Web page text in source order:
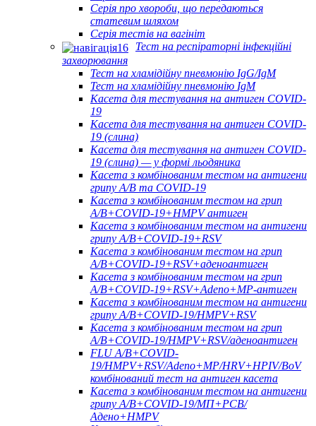
Серія про хвороби, що передаються
статевим шляхом
Серія тестів на вагініт
Тест на респіраторні інфекційні
захворювання
Тест на хламідійну пневмонію IgG/IgM
Тест на хламідійну пневмонію IgM
Касета для тестування на антиген COVID-
19
Касета для тестування на антиген COVID-
19 (слина)
Касета для тестування на антиген COVID-
19 (слина) — у формі льодяника
Касета з комбінованим тестом на антигени
грипу A/B та COVID-19
Касета з комбінованим тестом на грип
A/B+COVID-19+HMPV антиген
Касета з комбінованим тестом на антигени
грипу A/B+COVID-19+RSV
Касета з комбінованим тестом на грип
A/B+COVID-19+RSV+аденоантиген
Касета з комбінованим тестом на грип
A/B+COVID-19+RSV+Adeno+MP-антиген
Касета з комбінованим тестом на антигени
грипу A/B+COVID-19/HMPV+RSV
Касета з комбінованим тестом на грип
A/B+COVID-19/HMPV+RSV/аденоантиген
FLU A/B+COVID-
19/HMPV+RSV/Adeno+MP/HRV+HPIV/BoV
комбінований тест на антиген касета
Касета з комбінованим тестом на антигени
грипу A/B+COVID-19/МП+РСВ/
Адено+HMPV